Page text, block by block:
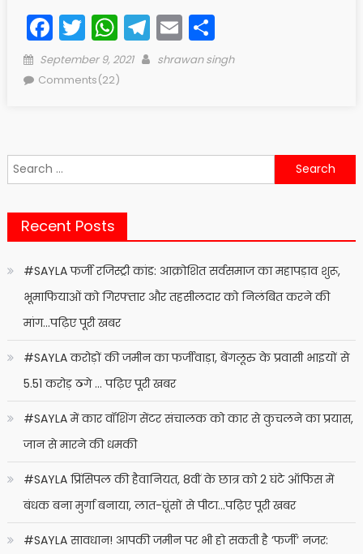
Facebook
Twitter
WhatsApp
Telegram
EmailShare
Posted
on
September 9, 2021 Author
shrawan singh
Comments(22)
Search
for:
Recent Posts
#SAYLA फर्जी रजिस्ट्री कांड: आक्रोशित सर्वसमाज का महापड़ाव शुरू,
भूमाफियाओं को गिरफ्तार और तहसीलदार को निलंबित करने की
मांग…पढ़िए पूरी खबर
#SAYLA करोड़ों की जमीन का फर्जीवाड़ा, बेंगलूरु के प्रवासी भाइयों से
5.51 करोड़ ठगे … पढ़िए पूरी खबर
#SAYLA में कार वॉशिंग सेंटर संचालक को कार से कुचलने का प्रयास,
जान से मारने की धमकी
#SAYLA प्रिंसिपल की हैवानियत, 8वीं के छात्र को 2 घंटे ऑफिस में
बंधक बना मुर्गा बनाया, लात-घूंसों से पीटा…पढ़िए पूरी खबर
#SAYLA सावधान! आपकी जमीन पर भी हो सकती है ‘फर्जी’ नजर: